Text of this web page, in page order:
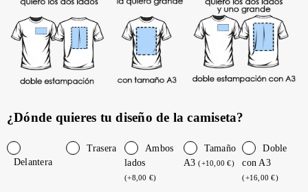
¿Dónde quieres tu diseño de la camiseta?
Delantera
Trasera
Ambos
lados
(+8,00 €)
Tamaño
A3(+10,00€)
Doble
con A3
(+16,00€)